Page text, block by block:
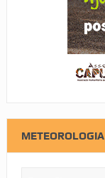
METEOROLOGIA